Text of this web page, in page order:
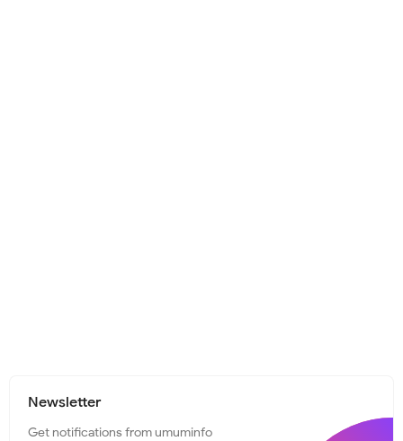
Newsletter
Get notifications from umuminfo